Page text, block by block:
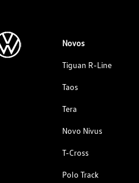
Novos
Tiguan R-Line
Taos
Tera
Novo Nivus
T-Cross
Polo Track